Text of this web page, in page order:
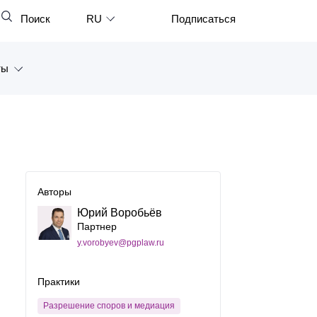
Закрыть
Поиск RU
Français
日本語
Подписаться
Авторы
Юрий Воробьёв
Партнер
y.vorobyev@pgplaw.ru
Практики
Разрешение споров и медиация